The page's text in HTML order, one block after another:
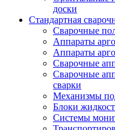
доски
Стандартная
Сварочные
Аппараты
Аппараты
Сварочные
Сварочные
сварки
Механизмы
Блоки
Системы